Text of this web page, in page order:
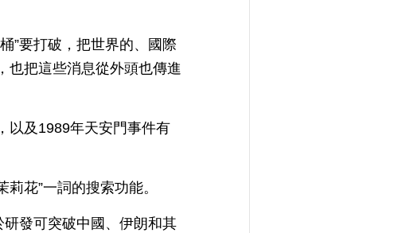
”要打破，把世界的、國際
也把這些消息從外頭也傳進
以及1989年天安門事件有
花”一詞的搜索功能。
發可突破中國、伊朗和其